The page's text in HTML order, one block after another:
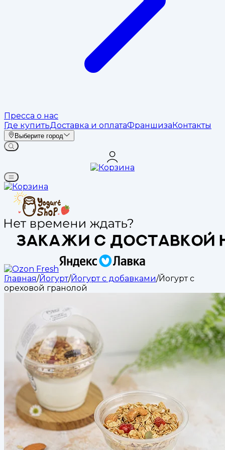
Пресса о нас
Где купитьДоставка и оплатаФраншизаКонтакты
Выберите город
Главная/Йогурт/Йогурт с добавками/Йогурт с
ореховой гранолой